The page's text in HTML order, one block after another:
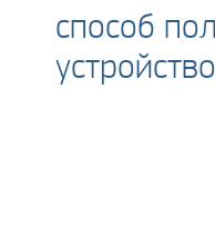
способ